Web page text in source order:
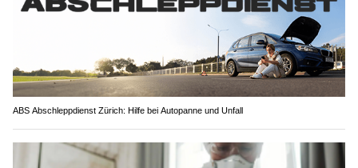
ABS Abschleppdienst Zürich: Hilfe bei Autopanne und Unfall